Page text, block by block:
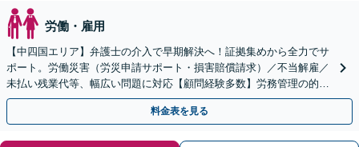
労働・雇用
【中四国エリア】弁護士の介入で早期解決へ！証拠集めから全力でサ
ポート。労働災害（労災申請サポート・損害賠償請求）／不当解雇／
未払い残業代等、幅広い問題に対応【顧問経験多数】労務管理の的確
なアドバイスに注力【夜間・休日対応】【岡山駅10分】
料金表を見る